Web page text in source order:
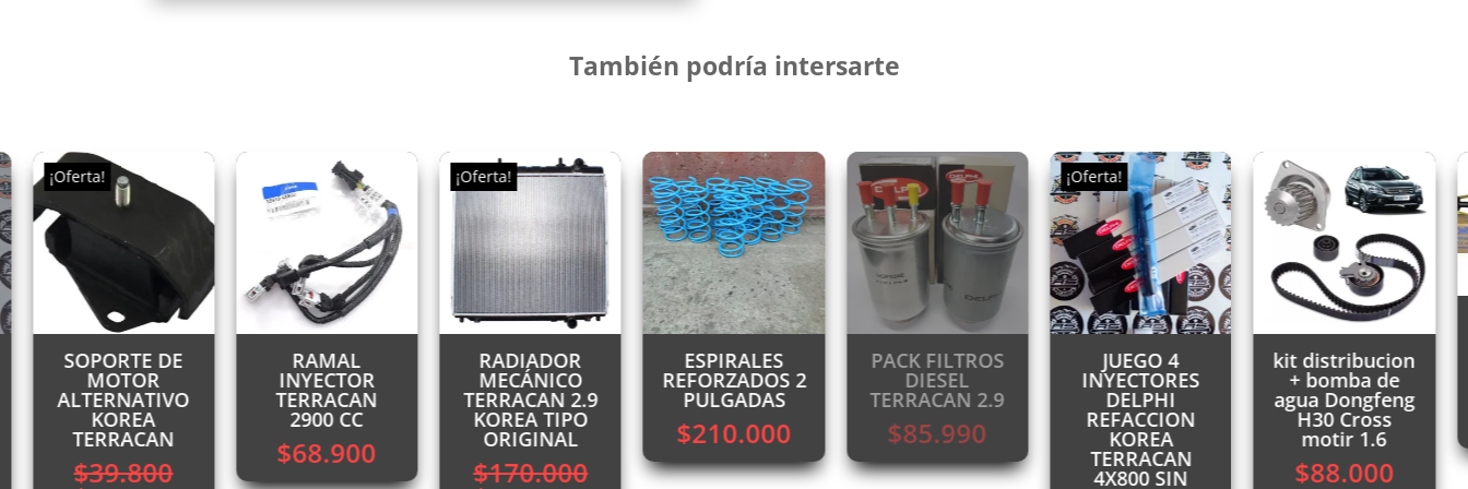
También podría intersarte
¡Oferta!
SOPORTE DE
MOTOR
ALTERNATIVO
KOREA
TERRACAN
$39.800
RAMAL
INYECTOR
TERRACAN
2900 CC
$68.900
¡Oferta!
RADIADOR
MECÁNICO
TERRACAN 2.9
KOREA TIPO
ORIGINAL
$170.000
ESPIRALES
REFORZADOS 2
PULGADAS
$210.000
PACK FILTROS
DIESEL
TERRACAN 2.9
$85.990
¡Oferta!
JUEGO 4
INYECTORES
DELPHI
REFACCION
KOREA
TERRACAN
4X800 SIN
kit distribucion
+ bomba de
agua Dongfeng
H30 Cross
motir 1.6
$88.000